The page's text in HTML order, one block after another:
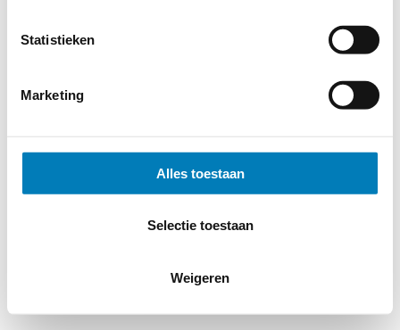
Statistieken
Marketing
Alles toestaan
Selectie toestaan
Weigeren